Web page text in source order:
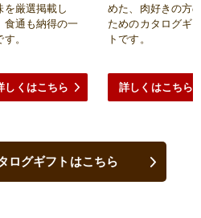
を厳選掲載し
食通も納得の一
。
しくはこちら
めた、肉好きの方
ためのカタログギ
トです。
詳しくはこちら
ログギフトはこちら